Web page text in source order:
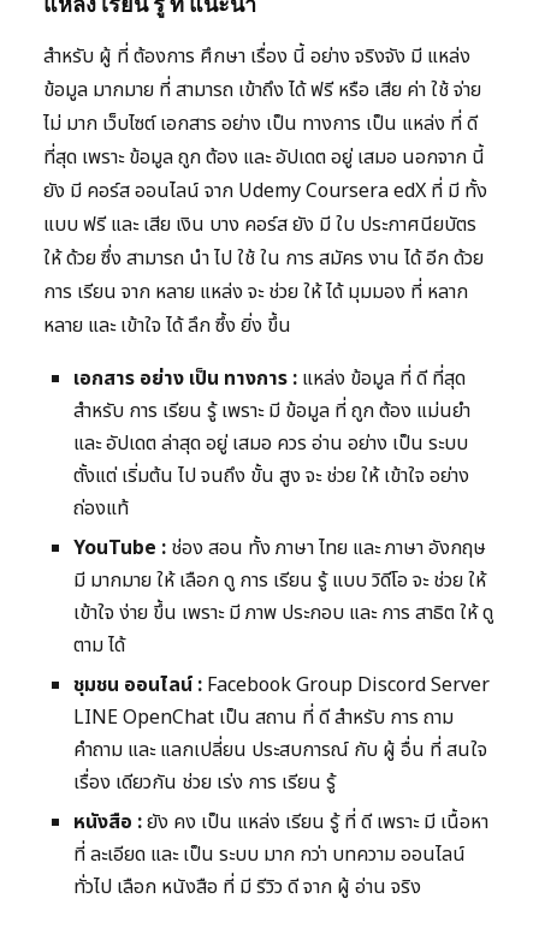
สำหรับ ผู้ ที่ ต้องการ ศึกษา เรื่อง นี้ อย่าง จริงจัง มี แหล่ง
ข้อมูล มากมาย ที่ สามารถ เข้าถึง ได้ ฟรี หรือ เสีย ค่า ใช้ จ่าย
ไม่ มาก เว็บไซต์ เอกสาร อย่าง เป็น ทางการ เป็น แหล่ง ที่ ดี
ที่สุด เพราะ ข้อมูล ถูก ต้อง และ อัปเดต อยู่ เสมอ นอกจาก นี้
ยัง มี คอร์ส ออนไลน์ จาก Udemy Coursera edX ที่ มี ทั้ง
แบบ ฟรี และ เสีย เงิน บาง คอร์ส ยัง มี ใบ ประกาศนียบัตร
ให้ ด้วย ซึ่ง สามารถ นำ ไป ใช้ ใน การ สมัคร งาน ได้ อีก ด้วย
การ เรียน จาก หลาย แหล่ง จะ ช่วย ให้ ได้ มุมมอง ที่ หลาก
หลาย และ เข้าใจ ได้ ลึก ซึ้ง ยิ่ง ขึ้น
เอกสาร อย่าง เป็น ทางการ : แหล่ง ข้อมูล ที่ ดี ที่สุด
สำหรับ การ เรียน รู้ เพราะ มี ข้อมูล ที่ ถูก ต้อง แม่นยำ
และ อัปเดต ล่าสุด อยู่ เสมอ ควร อ่าน อย่าง เป็น ระบบ
ตั้งแต่ เริ่มต้น ไป จนถึง ขั้น สูง จะ ช่วย ให้ เข้าใจ อย่าง
ถ่องแท้
YouTube : ช่อง สอน ทั้ง ภาษา ไทย และ ภาษา อังกฤษ
มี มากมาย ให้ เลือก ดู การ เรียน รู้ แบบ วิดีโอ จะ ช่วย ให้
เข้าใจ ง่าย ขึ้น เพราะ มี ภาพ ประกอบ และ การ สาธิต ให้ ดู
ตาม ได้
ชุมชน ออนไลน์ : Facebook Group Discord Server
LINE OpenChat เป็น สถาน ที่ ดี สำหรับ การ ถาม
คำถาม และ แลกเปลี่ยน ประสบการณ์ กับ ผู้ อื่น ที่ สนใจ
เรื่อง เดียวกัน ช่วย เร่ง การ เรียน รู้
หนังสือ :ยัง คง เป็น แหล่ง เรียน รู้ ที่ ดี เพราะ มี เนื้อหา
ที่ ละเอียด และ เป็น ระบบ มาก กว่า บทความ ออนไลน์
ทั่วไป เลือก หนังสือ ที่ มี รีวิว ดี จาก ผู้ อ่าน จริง